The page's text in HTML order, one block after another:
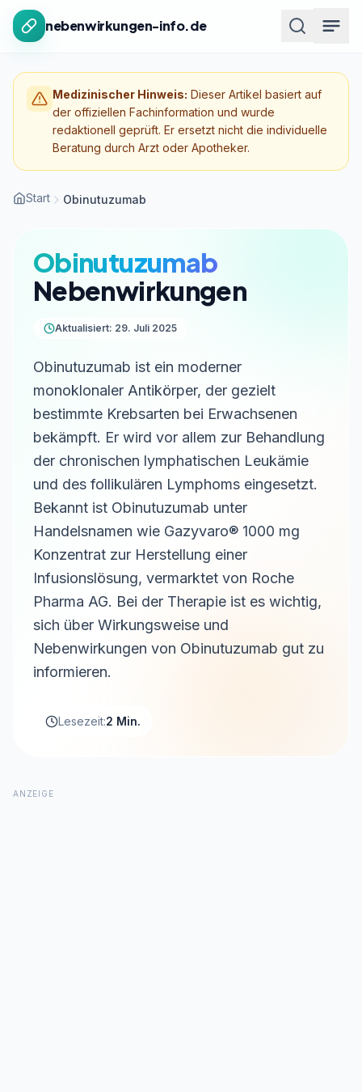
Zum Inhalt springen
nebenwirkungen-info.de
Medizinischer Hinweis: Dieser Artikel basiert auf
der offiziellen Fachinformation und wurde
redaktionell geprüft. Er ersetzt nicht die individuelle
Beratung durch Arzt oder Apotheker.
Start Obinutuzumab
Obinutuzumab
Nebenwirkungen
Aktualisiert: 29. Juli 2025
Obinutuzumab ist ein moderner
monoklonaler Antikörper, der gezielt
bestimmte Krebsarten bei Erwachsenen
bekämpft. Er wird vor allem zur Behandlung
der chronischen lymphatischen Leukämie
und des follikulären Lymphoms eingesetzt.
Bekannt ist Obinutuzumab unter
Handelsnamen wie Gazyvaro® 1000 mg
Konzentrat zur Herstellung einer
Infusionslösung, vermarktet von Roche
Pharma AG. Bei der Therapie ist es wichtig,
sich über Wirkungsweise und
Nebenwirkungen von Obinutuzumab gut zu
informieren.
Lesezeit:2 Min.
ANZEIGE